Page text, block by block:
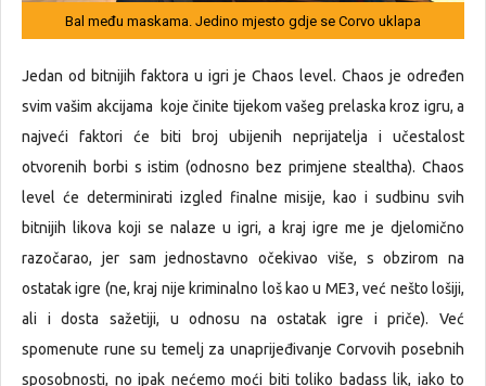
Bal među maskama. Jedino mjesto gdje se Corvo uklapa
Jedan od bitnijih faktora u igri je Chaos level. Chaos je određen
svim vašim akcijama koje činite tijekom vašeg prelaska kroz igru, a
najveći faktori će biti broj ubijenih neprijatelja i učestalost
otvorenih borbi s istim (odnosno bez primjene stealtha). Chaos
level će determinirati izgled finalne misije, kao i sudbinu svih
bitnijih likova koji se nalaze u igri, a kraj igre me je djelomično
razočarao, jer sam jednostavno očekivao više, s obzirom na
ostatak igre (ne, kraj nije kriminalno loš kao u ME3, već nešto lošiji,
ali i dosta sažetiji, u odnosu na ostatak igre i priče). Već
spomenute rune su temelj za unaprijeđivanje Corvovih posebnih
sposobnosti, no ipak nećemo moći biti toliko badass lik, iako to